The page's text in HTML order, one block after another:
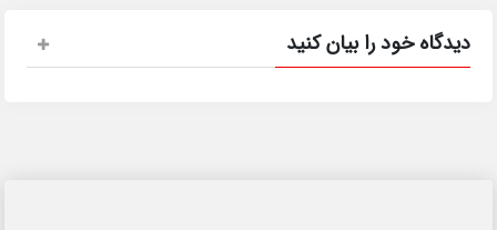
دیدگاه خود را بیان کنید